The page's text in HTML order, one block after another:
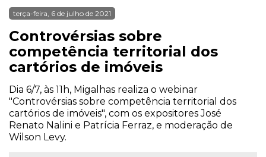
terça-feira, 6 de julho de 2021
Controvérsias sobre
competência territorial dos
cartórios de imóveis
Dia 6/7, às 11h, Migalhas realiza o webinar
"Controvérsias sobre competência territorial dos
cartórios de imóveis", com os expositores José
Renato Nalini e Patrícia Ferraz, e moderação de
Wilson Levy.